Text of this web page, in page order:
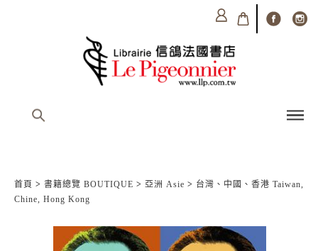
首頁 > 書籍總覽 BOUTIQUE > 亞洲 Asie > 台灣、中國、香港 Taiwan,
Chine, Hong Kong